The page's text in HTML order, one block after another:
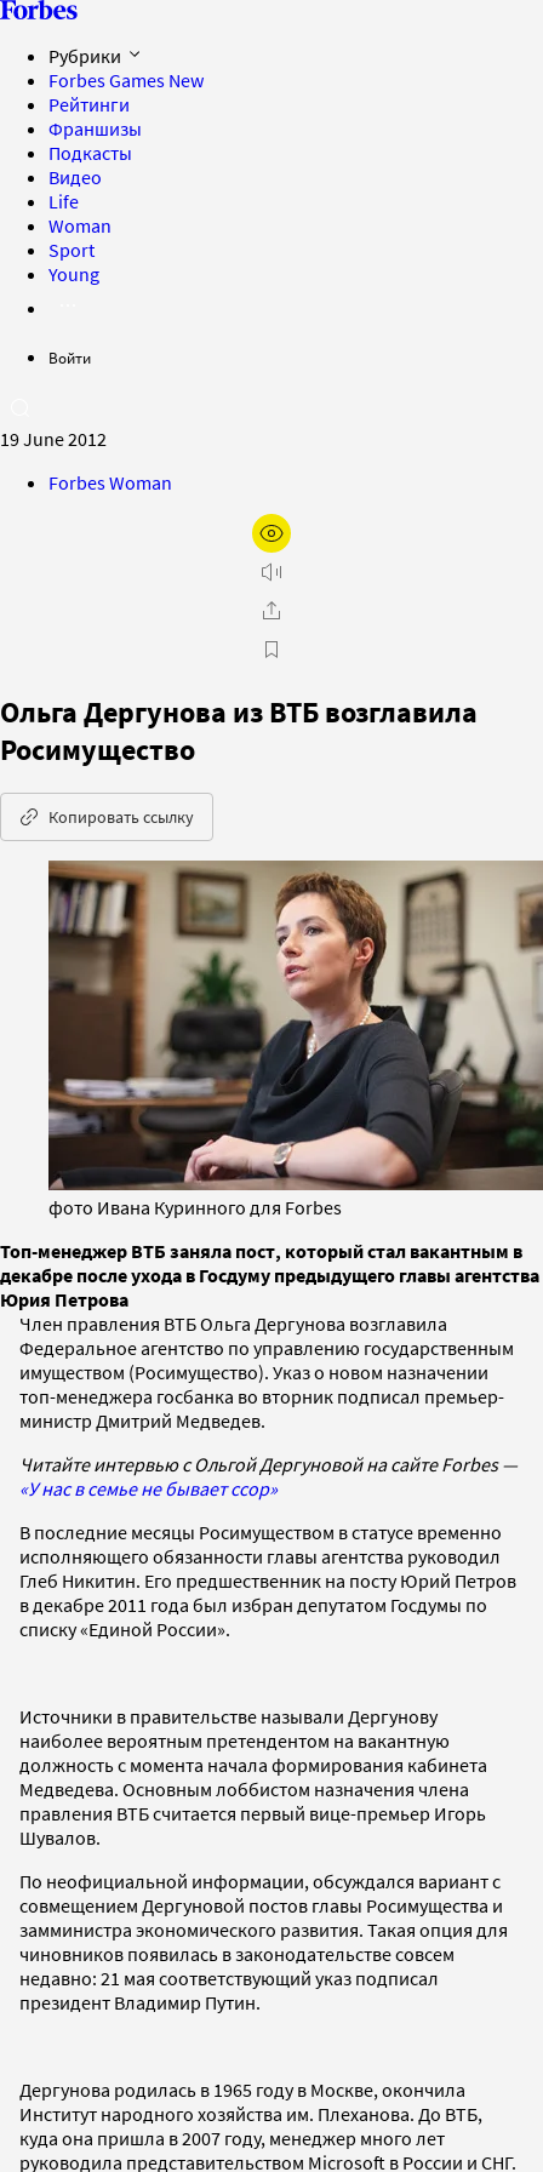
Рубрики
Forbes Games New
Рейтинги
Франшизы
Подкасты
Видео
Life
Woman
Sport
Young
Войти
19 June 2012
Forbes Woman
Ольга Дергунова из ВТБ возглавила
Росимущество
Копировать ссылку
фото Ивана Куринного для Forbes
Топ-менеджер ВТБ заняла пост, который стал вакантным в
декабре после ухода в Госдуму предыдущего главы агентства
Юрия Петрова
Член правления ВТБ Ольга Дергунова возглавила
Федеральное агентство по управлению государственным
имуществом (Росимущество). Указ о новом назначении
топ-менеджера госбанка во вторник подписал премьер-
министр Дмитрий Медведев.
Читайте интервью с Ольгой Дергуновой на сайте Forbes —
«У нас в семье не бывает ссор»
В последние месяцы Росимуществом в статусе временно
исполняющего обязанности главы агентства руководил
Глеб Никитин. Его предшественник на посту Юрий Петров
в декабре 2011 года был избран депутатом Госдумы по
списку «Единой России».
Источники в правительстве называли Дергунову
наиболее вероятным претендентом на вакантную
должность с момента начала формирования кабинета
Медведева. Основным лоббистом назначения члена
правления ВТБ считается первый вице-премьер Игорь
Шувалов.
По неофициальной информации, обсуждался вариант с
совмещением Дергуновой постов главы Росимущества и
замминистра экономического развития. Такая опция для
чиновников появилась в законодательстве совсем
недавно: 21 мая соответствующий указ подписал
президент Владимир Путин.
Дергунова родилась в 1965 году в Москве, окончила
Институт народного хозяйства им. Плеханова. До ВТБ,
куда она пришла в 2007 году, менеджер много лет
руководила представительством Microsoft в России и СНГ.